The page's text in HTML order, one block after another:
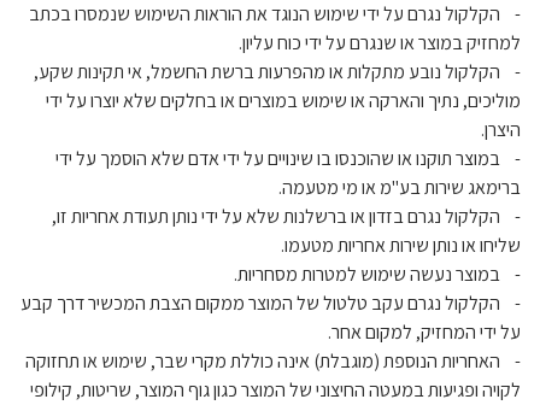
- הקלקול נגרם על ידי שימוש הנוגד את הוראות השימוש שנמסרו בכתב
למחזיק במוצר או שנגרם על ידי כוח עליון.
- הקלקול נובע מתקלות או מהפרעות ברשת החשמל, אי תקינות שקע,
מוליכים, נתיך והארקה או שימוש במוצרים או בחלקים שלא יוצרו על ידי
היצרן.
- במוצר תוקנו או שהוכנסו בו שינויים על ידי אדם שלא הוסמך על ידי
ברימאג שירות בע"מ או מי מטעמה.
- הקלקול נגרם בזדון או ברשלנות שלא על ידי נותן תעודת אחריות זו,
שליחו או נותן שירות אחריות מטעמו.
- במוצר נעשה שימוש למטרות מסחריות.
- הקלקול נגרם עקב טלטול של המוצר ממקום הצבת המכשיר דרך קבע
על ידי המחזיק, למקום אחר.
- האחריות הנוספת (מוגבלת) אינה כוללת מקרי שבר, שימוש או תחזוקה
לקויה ופגיעות במעטה החיצוני של המוצר כגון גוף המוצר, שריטות, קילופי